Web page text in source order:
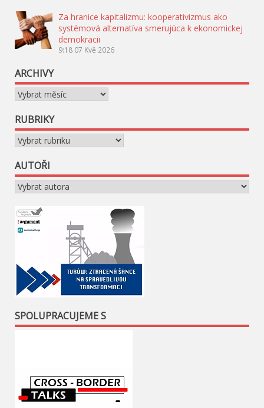
Za hranice kapitalizmu: kooperativizmus ako
systémová alternatíva smerujúca k ekonomickej
demokracii
9:18 07 Kvě 2026
ARCHIVY
Archivy
RUBRIKY
Rubriky
AUTOŘI
SPOLUPRACUJEME S